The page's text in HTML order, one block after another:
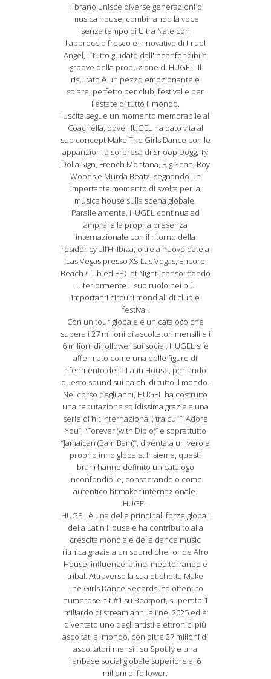
Il brano unisce diverse generazioni di
musica house, combinando la voce
senza tempo di Ultra Naté con
l'approccio fresco e innovativo di Imael
Angel, il tutto guidato dall'inconfondibile
groove della produzione di HUGEL. Il
risultato è un pezzo emozionante e
solare, perfetto per club, festival e per
l'estate di tutto il mondo.
'uscita segue un momento memorabile al
Coachella, dove HUGEL ha dato vita al
suo concept Make The Girls Dance con le
apparizioni a sorpresa di Snoop Dogg, Ty
Dolla $ign, French Montana, Big Sean, Roy
Woods e Murda Beatz, segnando un
importante momento di svolta per la
musica house sulla scena globale.
Parallelamente, HUGEL continua ad
ampliare la propria presenza
internazionale con il ritorno della
residency all’Hï Ibiza, oltre a nuove date a
Las Vegas presso XS Las Vegas, Encore
Beach Club ed EBC at Night, consolidando
ulteriormente il suo ruolo nei più
importanti circuiti mondiali di club e
festival.
Con un tour globale e un catalogo che
supera i 27 milioni di ascoltatori mensili e i
6 milioni di follower sui social, HUGEL si è
affermato come una delle figure di
riferimento della Latin House, portando
questo sound sui palchi di tutto il mondo.
Nel corso degli anni, HUGEL ha costruito
una reputazione solidissima grazie a una
serie di hit internazionali, tra cui “I Adore
You”, “Forever (with Diplo)” e soprattutto
“Jamaican (Bam Bam)”, diventata un vero e
proprio inno globale. Insieme, questi
brani hanno definito un catalogo
inconfondibile, consacrandolo come
autentico hitmaker internazionale.
HUGEL
HUGEL è una delle principali forze globali
della Latin House e ha contribuito alla
crescita mondiale della dance music
ritmica grazie a un sound che fonde Afro
House, influenze latine, mediterranee e
tribal. Attraverso la sua etichetta Make
The Girls Dance Records, ha ottenuto
numerose hit #1 su Beatport, superato 1
miliardo di stream annuali nel 2025 ed è
diventato uno degli artisti elettronici più
ascoltati al mondo, con oltre 27 milioni di
ascoltatori mensili su Spotify e una
fanbase social globale superiore ai 6
milioni di follower.